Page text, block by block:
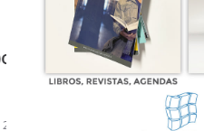
Opinión del
Mairena sobre
Territorio»